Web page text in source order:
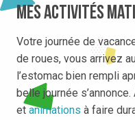
Mes activités
Votre journée de
de roues, vous arrivez
l’estomac bien rempli
belle journée
et animations à faire